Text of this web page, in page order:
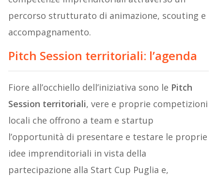
percorso strutturato di animazione, scouting e
accompagnamento.
Pitch Session territoriali: l’agenda
Fiore all’occhiello dell’iniziativa sono le Pitch
Session territoriali, vere e proprie competizioni
locali che offrono a team e startup
l’opportunità di presentare e testare le proprie
idee imprenditoriali in vista della
partecipazione alla Start Cup Puglia e,